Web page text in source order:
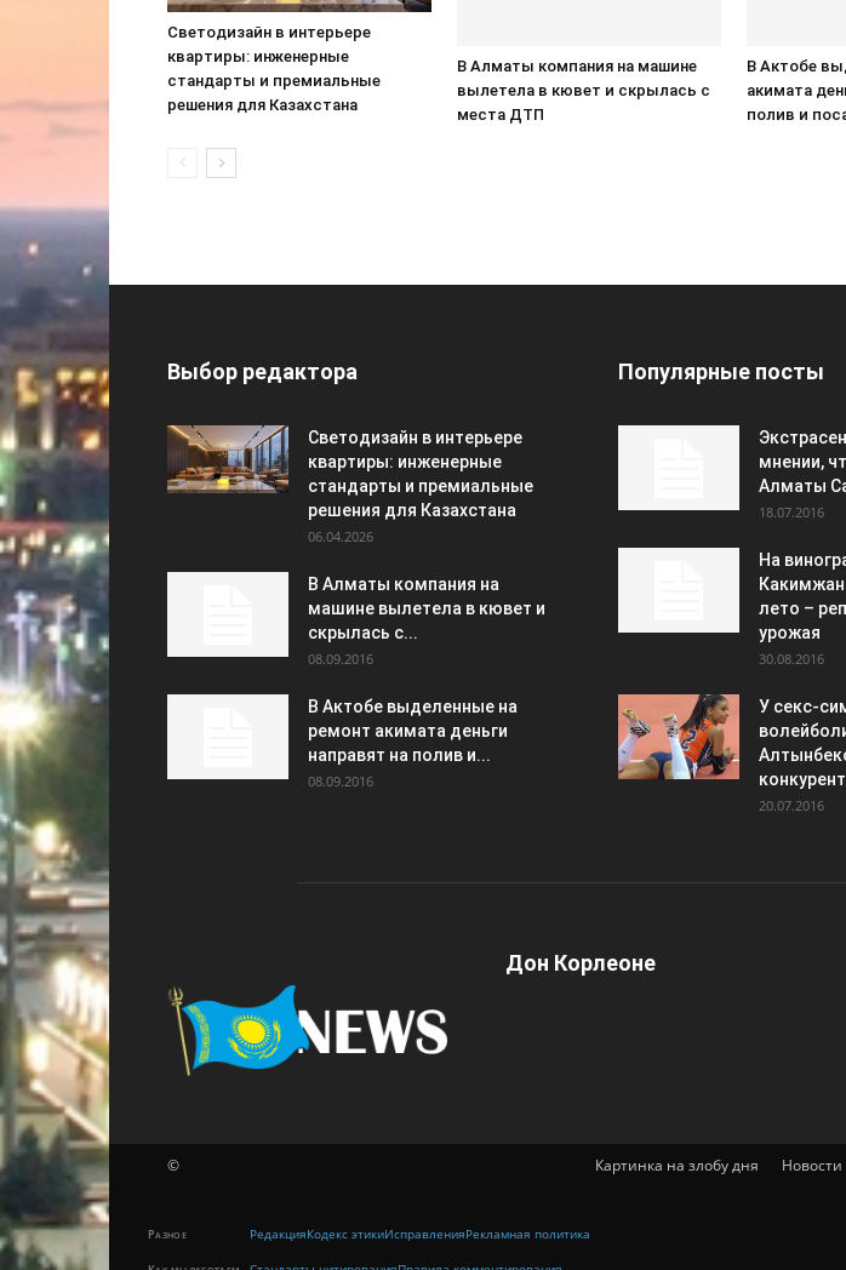
Светодизайн в интерьере
квартиры: инженерные
стандарты и премиальные
решения для Казахстана
В Алматы компания на машине
вылетела в кювет и скрылась с
места ДТП
В Актобе
акимата
полив и
Выбор редактора
Светодизайн в интерьере
квартиры: инженерные
стандарты и премиальные
решения для Казахстана
06.04.2026
В Алматы компания на
машине вылетела в кювет и
скрылась с...
08.09.2016
В Актобе выделенные на
ремонт акимата деньги
направят на полив и...
08.09.2016
Популярные посты
мнении,
Алматы
18.07.2016
На
лето –
урожая
30.08.2016
У секс-
20.07.2016
Дон Корлеоне
Картинка на злобу дня Новости
©
Разное РедакцияКодекс этикиИсправленияРекламная политика